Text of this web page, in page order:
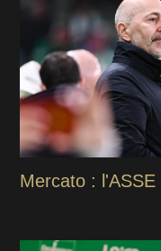
Mercato :